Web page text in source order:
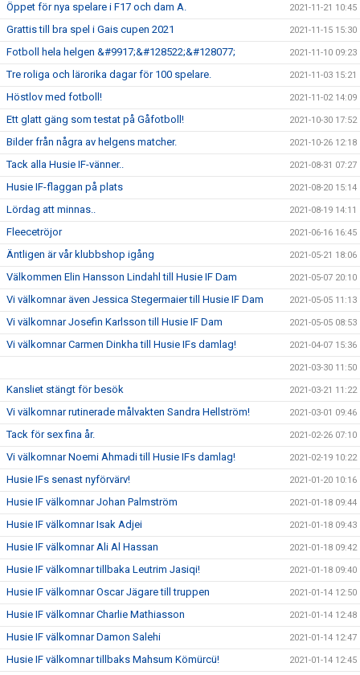
Öppet för nya spelare i F17 och dam A. 2021-11-21 10:45
Grattis till bra spel i Gais cupen 2021 2021-11-15 15:30
Fotboll hela helgen &#9917;&#128522;&#128077; 2021-11-10 09:23
Tre roliga och lärorika dagar för 100 spelare. 2021-11-03 15:21
Höstlov med fotboll! 2021-11-02 14:09
Ett glatt gäng som testat på Gåfotboll! 2021-10-30 17:52
Bilder från några av helgens matcher. 2021-10-26 12:18
Tack alla Husie IF-vänner.. 2021-08-31 07:27
Husie IF-flaggan på plats 2021-08-20 15:14
Lördag att minnas.. 2021-08-19 14:11
Fleecetröjor 2021-06-16 16:45
Äntligen är vår klubbshop igång 2021-05-21 18:06
Välkommen Elin Hansson Lindahl till Husie IF Dam 2021-05-07 20:10
Vi välkomnar även Jessica Stegermaier till Husie IF Dam 2021-05-05 11:13
Vi välkomnar Josefin Karlsson till Husie IF Dam 2021-05-05 08:53
Vi välkomnar Carmen Dinkha till Husie IFs damlag! 2021-04-07 15:36
2021-03-30 11:50
Kansliet stängt för besök 2021-03-21 11:22
Vi välkomnar rutinerade målvakten Sandra Hellström! 2021-03-01 09:46
Tack för sex fina år. 2021-02-26 07:10
Vi välkomnar Noemi Ahmadi till Husie IFs damlag! 2021-02-19 10:22
Husie IFs senast nyförvärv! 2021-01-20 10:16
Husie IF välkomnar Johan Palmström 2021-01-18 09:44
Husie IF välkomnar Isak Adjei 2021-01-18 09:43
Husie IF välkomnar Ali Al Hassan 2021-01-18 09:42
Husie IF välkomnar tillbaka Leutrim Jasiqi! 2021-01-18 09:40
Husie IF välkomnar Oscar Jägare till truppen 2021-01-14 12:50
Husie IF välkomnar Charlie Mathiasson 2021-01-14 12:48
Husie IF välkomnar Damon Salehi 2021-01-14 12:47
Husie IF välkomnar tillbaks Mahsum Kömürcü! 2021-01-14 12:45